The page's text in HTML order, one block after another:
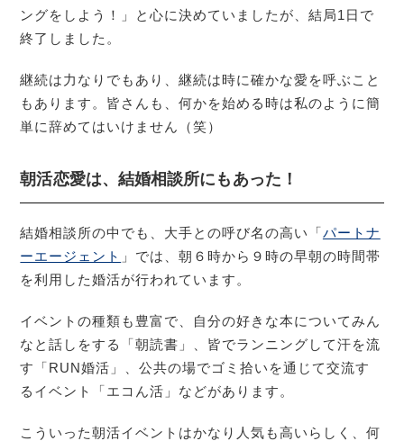
ングをしよう！」と心に決めていましたが、結局1日で
終了しました。
継続は力なりでもあり、継続は時に確かな愛を呼ぶこと
もあります。皆さんも、何かを始める時は私のように簡
単に辞めてはいけません（笑）
朝活恋愛は、結婚相談所にもあった！
結婚相談所の中でも、大手との呼び名の高い「パートナ
ーエージェント 」では、朝６時から９時の早朝の時間帯
を利用した婚活が行われています。
イベントの種類も豊富で、自分の好きな本についてみん
なと話しをする「朝読書」、皆でランニングして汗を流
す「RUN婚活」、公共の場でゴミ拾いを通じて交流す
るイベント「エコん活」などがあります。
こういった朝活イベントはかなり人気も高いらしく、何